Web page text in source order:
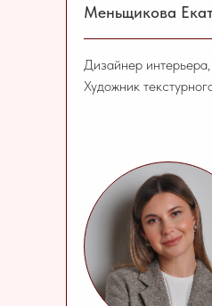
Дизайнер интерьера,
Художник
Меньщикова